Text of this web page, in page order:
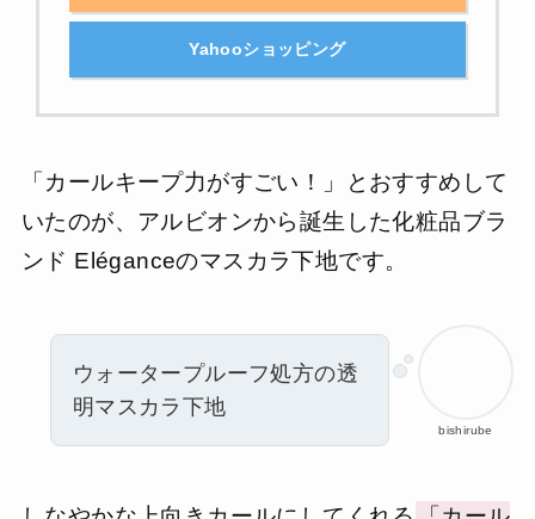
Yahooショッピング
「カールキープ力がすごい！」とおすすめして
いたのが、アルビオンから誕生した化粧品ブラ
ンド Eléganceのマスカラ下地です。
bishirube
ウォータープルーフ処方の透
明マスカラ下地